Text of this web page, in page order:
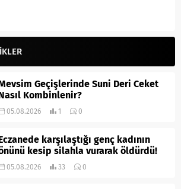
Geçişlerinde Suni Deri Ceket
Kombinlenir?
05.08.2026 1 0
karşılaştığı genç kadının
kesip silahla vurarak öldürdü!
05.08.2026 33 0